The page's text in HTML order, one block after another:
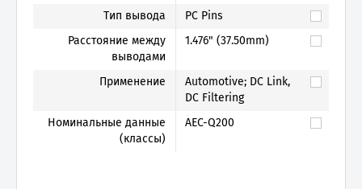
Тип вывода
PC Pins
Расстояние между
выводами
1.476" (37.50mm)
Применение
Automotive; DC Link,
DC Filtering
Номинальные данные
(классы)
AEC-Q200